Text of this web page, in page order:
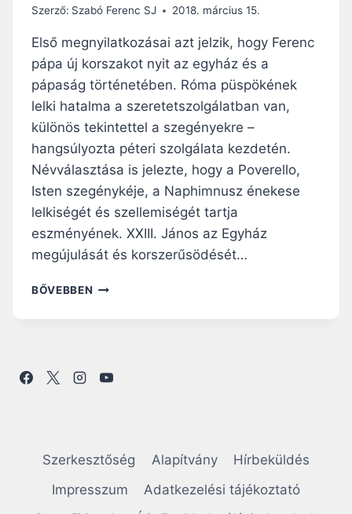
Szerző: Szabó Ferenc SJ 2018. március 15.
Első megnyilatkozásai azt jelzik, hogy Ferenc
pápa új korszakot nyit az egyház és a
pápaság történetében. Róma püspökének
lelki hatalma a szeretetszolgálatban van,
különös tekintettel a szegényekre –
hangsúlyozta péteri szolgálata kezdetén.
Névválasztása is jelezte, hogy a Poverello,
Isten szegénykéje, a Naphimnusz énekese
lelkiségét és szellemiségét tartja
eszményének. XXIII. János az Egyház
megújulását és korszerűsödését…
BŐVEBBEN ÖT
A
Szerkesztőség Alapítvány
Hírbeküldés
Impresszum
Adatkezelési tájékoztató